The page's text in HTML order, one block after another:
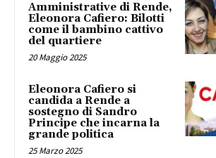
Amministrative di Rende,
Eleonora Cafiero: Bilotti
come il bambino cattivo
del quartiere
20 Maggio 2025
Eleonora Cafiero si
candida a Rende a
sostegno di Sandro
Principe che incarna la
grande politica
25 Marzo 2025